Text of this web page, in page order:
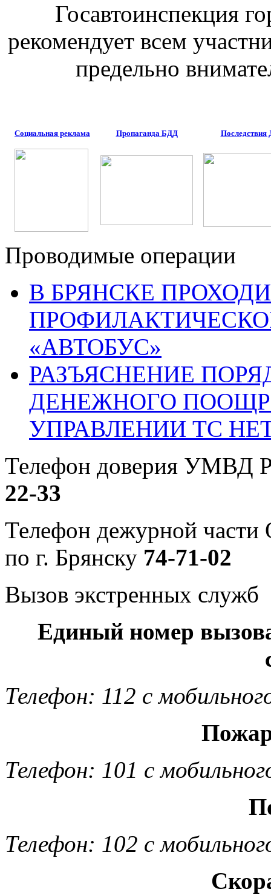
Госавтоинспекция
рекомендует всем
предельно
Социальная реклама Пропаганда БДД
Проводимые операции
В БРЯНСКЕ
«АВТОБУС»
РАЗЪЯСНЕНИЕ
ДЕНЕЖНОГО
УПРАВЛЕНИИ ТС
Телефон доверия УМВД
22-33
Телефон дежурной
по г. Брянску 74-71-02
Вызов экстренных служб
Единый номер
Телефон: 112 с
Телефон: 101 с
Телефон: 102 с